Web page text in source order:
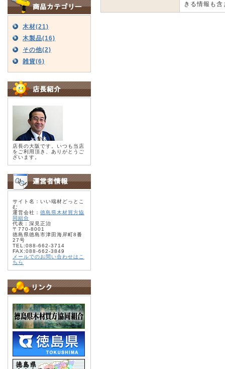
木材(21)
木製品(16)
その他(2)
雑貨(6)
店長の大阪です。いつも当店
をご利用頂き、ありがとうご
ざいます。
サイト名：いい端材どっとこ
む
運営会社： 徳島県木材買方協
同組合
代表：深見正治
〒770-8001
徳島県徳島市津田海岸町8番
27号
TEL:088-662-3714
FAX:088-662-3849
メールでのお問い合わせはこ
ちら
きる情報も含